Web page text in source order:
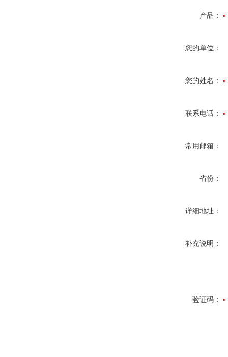
产品：
您的单位：
您的姓名：
联系电话：
常用邮箱：
省份：
详细地址：
补充说明：
验证码：